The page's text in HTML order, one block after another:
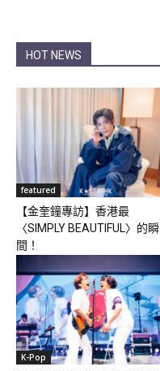
HOT NEWS
featured
【金奎鐘專訪】香港最
〈SIMPLY BEAUTIFUL〉的瞬
間！
K-Pop